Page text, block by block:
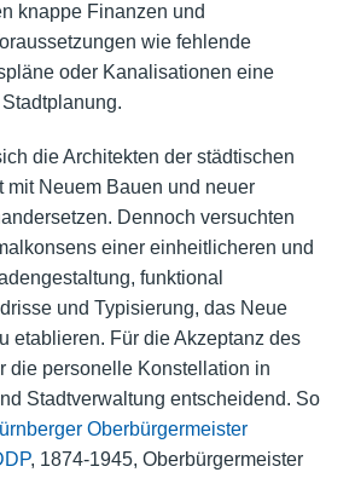
knappe Finanzen und
wie fehlende
oder Kanalisationen eine
die Architekten der städtischen
mit Neuem Bauen und neuer
Dennoch versuchten
einer einheitlicheren und
funktional
und Typisierung, das Neue
etablieren. Für die Akzeptanz des
die personelle Konstellation in
Stadtverwaltung entscheidend. So
Oberbürgermeister
, 1874-1945, Oberbürgermeister